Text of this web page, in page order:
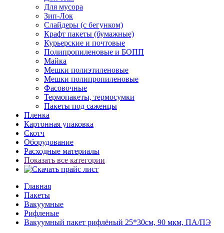
Для мусора
Зип-Лок
Слайдеры (с бегунком)
Крафт пакеты (бумажные)
Курьерские и почтовые
Полипропиленовые и БОПП
Майка
Мешки полиэтиленовые
Мешки полипропиленовые
Фасовочные
Термопакеты, термосумки
Пакеты под саженцы
Пленка
Картонная упаковка
Скотч
Оборудование
Расходные материалы
Показать все категории
Главная
Пакеты
Вакуумные
Рифленые
Вакуумный пакет рифлёный 25*30см, 90 мкм, ПА/ПЭ